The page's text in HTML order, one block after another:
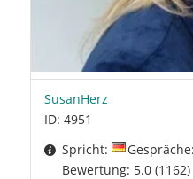
SusanHerz
ID: 4951
Spricht:
Bewertung: 5.0 (1162)